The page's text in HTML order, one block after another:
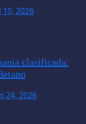
10, 2026
clasificada:
24, 2026